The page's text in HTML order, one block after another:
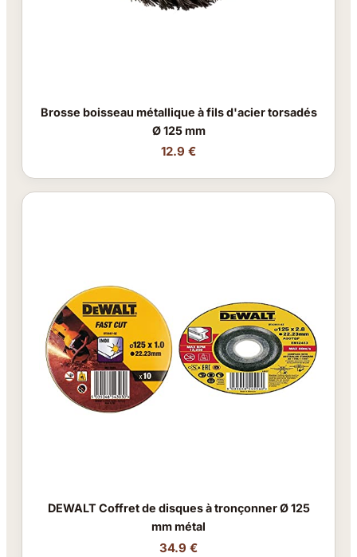
Brosse boisseau métallique à fils d'acier torsadés
Ø 125 mm
12.9 €
DEWALT Coffret de disques à tronçonner Ø 125
mm métal
34.9 €